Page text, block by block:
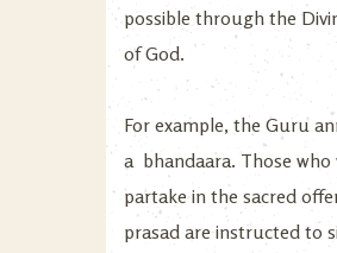
possible through the
of God.
For example, the Guru
a bhandaara. Those who
partake in the sacred
prasad are instructed to